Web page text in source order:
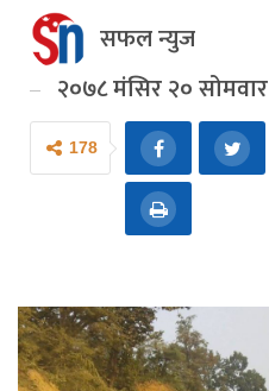
सफल न्युज
२०७८ मंसिर २० सोमवार
178